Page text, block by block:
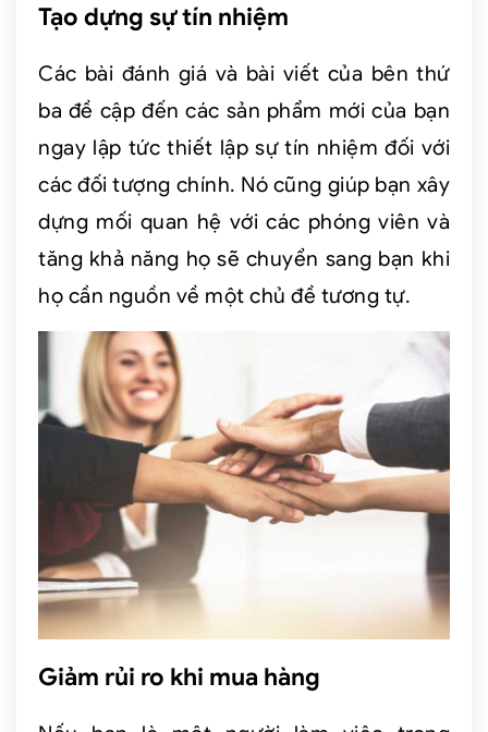
Tạo dựng sự tín nhiệm
Các bài đánh giá và bài viết của bên thứ
ba đề cập đến các sản phẩm mới của bạn
ngay lập tức thiết lập sự tín nhiệm đối với
các đối tượng chính. Nó cũng giúp bạn xây
dựng mối quan hệ với các phóng viên và
tăng khả năng họ sẽ chuyển sang bạn khi
họ cần nguồn về một chủ đề tương tự.
Giảm rủi ro khi mua hàng